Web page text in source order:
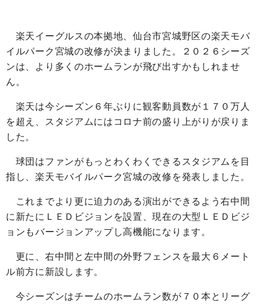
楽天イーグルスの本拠地、仙台市宮城野区の楽天モバ
イルパーク宮城の改修が決まりました。２０２６シーズ
ンは、より多くのホームランが飛び出すかもしれませ
ん。
楽天は今シーズン６年ぶりに観客動員数が１７０万人
を超え、スタジアムにはコロナ前の盛り上がりが戻りま
した。
球団はファンがもっとわくわくできるスタジアムを目
指し、楽天モバイルパーク宮城の改修を発表しました。
これまでより更に迫力のある演出ができるよう右中間
に新たにＬＥＤビジョンを設置、現在の大型ＬＥＤビジ
ョンもバージョンアップし高機能になります。
更に、右中間と左中間の外野フェンスを最大６メート
ル前方に新設します。
今シーズンはチームのホームラン数が７０本とリーグ